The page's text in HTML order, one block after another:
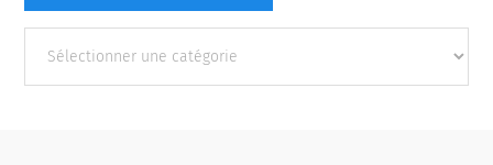
catégories